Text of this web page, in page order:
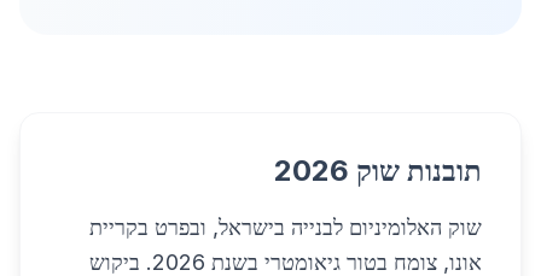
תובנות שוק 2026
שוק האלומיניום לבנייה בישראל, ובפרט בקריית
אונו, צומח בטור גיאומטרי בשנת 2026. ביקוש